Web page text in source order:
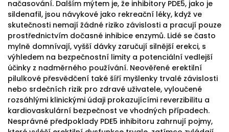
načasování. Dalším mýtem je, že inhibitory PDE5, jako je
sildenafil, jsou návykové jako rekreační léky, když ve
skutečnosti nemají žádné riziko závislosti a pracují pouze
prostřednictvím dočasné inhibice enzymů. Lidé se často
mylně domnívají, vyšší dávky zaručují silnější erekci, s
výhledem na bezpečnostní limity a potenciální vedlejší
účinky z nadměrného používání. Neověřené erektilní
pilulkové přesvědčení také šíří myšlenky trvalé závislosti
nebo srdečních rizik pro zdravé uživatele, vyloučené
rozsáhlými klinickými údaji prokazujícími reverzibilitu a
kardiovaskulární bezpečnost ve vhodných případech.
Nesprávné předpoklady PDE5 inhibitoru zahrnují pojmy,